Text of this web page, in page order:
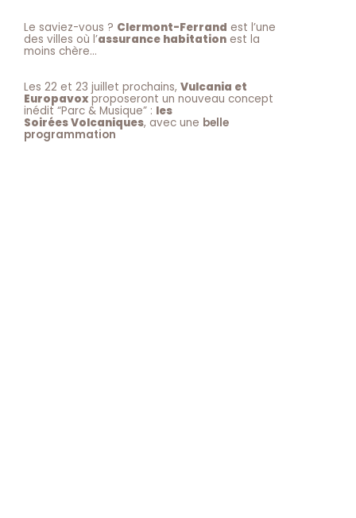
Le saviez-vous ? Clermont-Ferrand est l’une
des villes où l’assurance habitation est la
moins chère…
Les 22 et 23 juillet prochains, Vulcania et
Europavoxproposeront un nouveau concept
inédit “Parc & Musique” : les
Soirées Volcaniques, avec une belle
programmation